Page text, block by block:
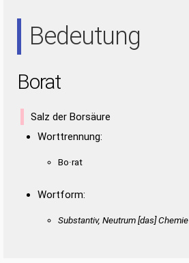
Bedeutung
Borat
Salz der Borsäure
Worttrennung:
Bo·rat
Wortform:
Substantiv, Neutrum [das] Chemie